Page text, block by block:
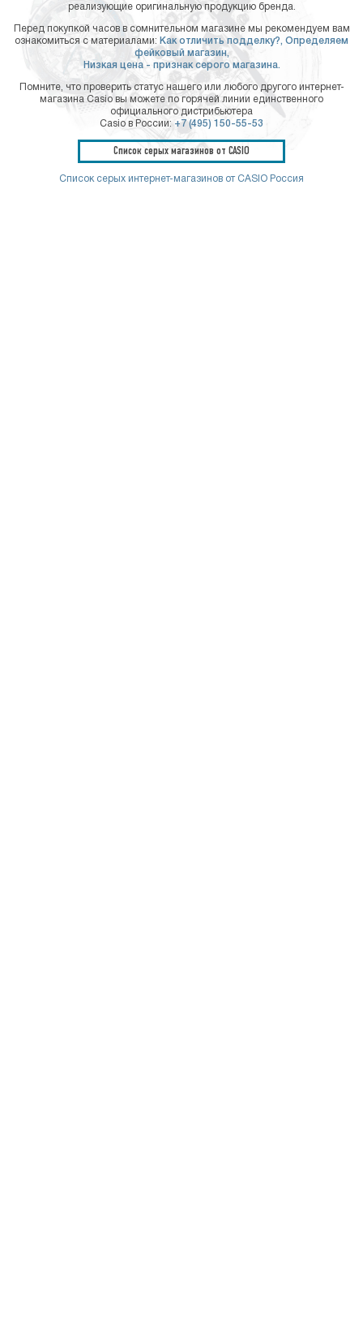
реализующие оригинальную продукцию бренда.
Перед покупкой часов в сомнительном магазине мы рекомендуем вам
ознакомиться с материалами: Как отличить подделку?, Определяем
фейковый магазин,
Низкая цена - признак серого магазина.
Помните, что проверить статус нашего или любого другого интернет-
магазина Casio вы можете по горячей линии единственного
официального дистрибьютера
Casio в России: +7 (495) 150-55-53
Список серых магазинов от CASIO
Список серых интернет-магазинов от CASIO Россия